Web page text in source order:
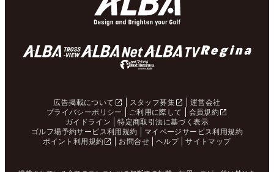
広告掲載について スタッフ募集
運営会社
プライバシーポリシー
ご利用に際して
会員規約
ガイドライン
特定商取引法に基づく表示
ゴルフ場予約サービス利用規約
マイページサービス利用規約
ポイント利用規約
お問合せ ヘルプ サイトマップ